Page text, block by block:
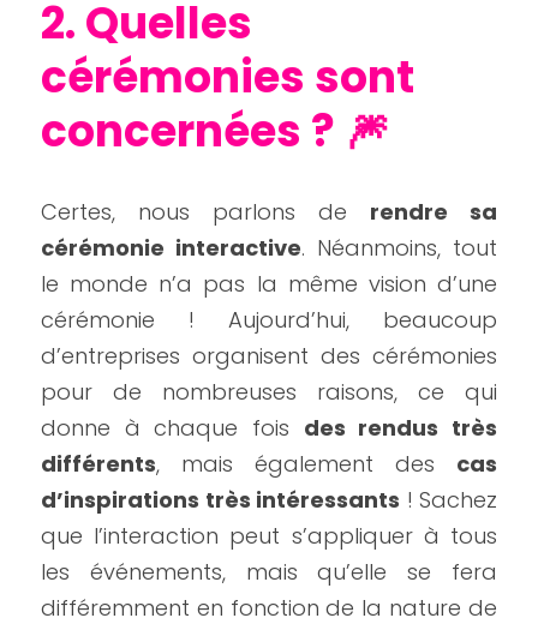
2. Quelles
cérémonies sont
concernées ? 🎆
Certes, nous parlons de rendre sa
cérémonie interactive. Néanmoins, tout
le monde n’a pas la même vision d’une
cérémonie ! Aujourd’hui, beaucoup
d’entreprises organisent des cérémonies
pour de nombreuses raisons, ce qui
donne à chaque fois des rendus très
différents, mais également des cas
d’inspirations très intéressants ! Sachez
que l’interaction peut s’appliquer à tous
les événements, mais qu’elle se fera
différemment en fonction de la nature de